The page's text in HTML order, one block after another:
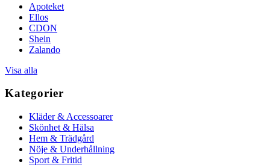
Apoteket
Ellos
CDON
Shein
Zalando
Visa alla
Kategorier
Kläder & Accessoarer
Skönhet & Hälsa
Hem & Trädgård
Nöje & Underhållning
Sport & Fritid